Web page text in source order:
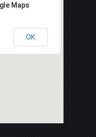
Maps
OK